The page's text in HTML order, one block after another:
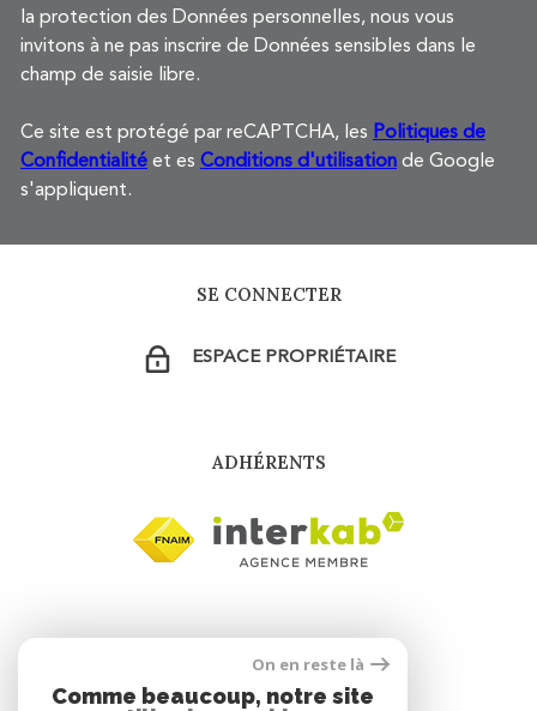
la protection des Données personnelles, nous vous
invitons à ne pas inscrire de Données sensibles dans le
champ de saisie libre.
Ce site est protégé par reCAPTCHA, les Politiques de
Confidentialité et es Conditions d'utilisation de Google
s'appliquent.
SE CONNECTER
ESPACE PROPRIÉTAIRE
ADHÉRENTS
On en reste là
Comme beaucoup, notre site